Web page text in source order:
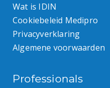
Wat is IDIN
Cookiebeleid Medipro
Privacyverklaring
Algemene voorwaarden
Professionals